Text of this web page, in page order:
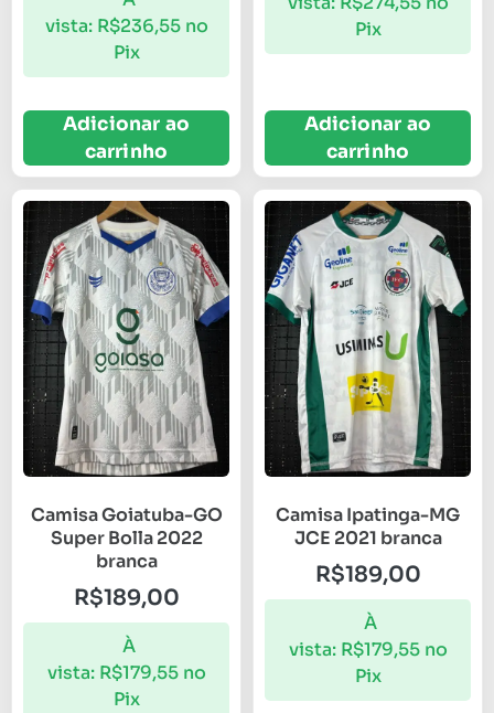
vista: R$236,55 no
Pix
Adicionar ao
carrinho
Pix
Adicionar ao
carrinho
Camisa Goiatuba-GO
Super Bolla 2022
branca
R$189,00
À
vista: R$179,55 no
Pix
Camisa Ipatinga-MG
JCE 2021 branca
R$189,00
À
vista: R$179,55 no
Pix